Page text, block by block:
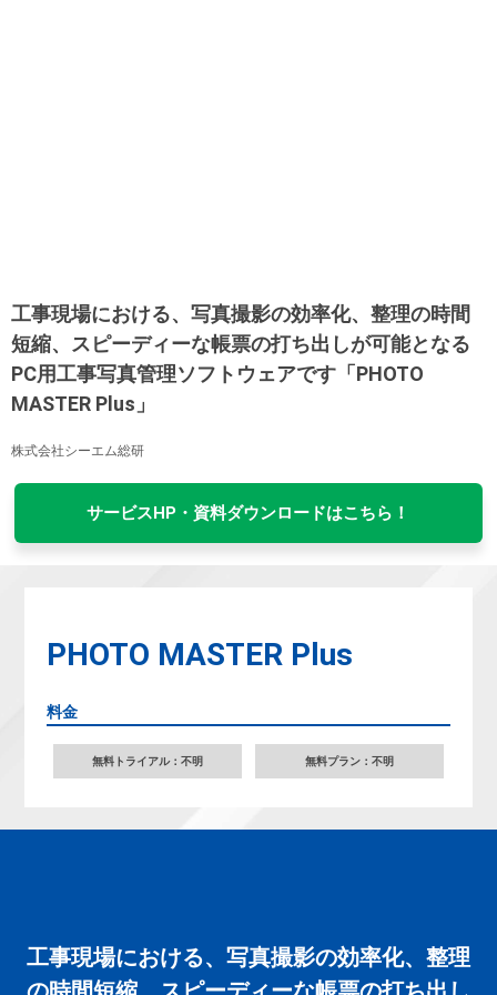
工事現場における、写真撮影の効率化、整理の時間
短縮、スピーディーな帳票の打ち出しが可能となる
PC用工事写真管理ソフトウェアです「PHOTO
MASTER Plus」
株式会社シーエム総研
サービスHP・資料ダウンロードはこちら！
PHOTO MASTER Plus
料金
無料トライアル：不明 無料プラン：不明
工事現場における、写真撮影の効率化、整理